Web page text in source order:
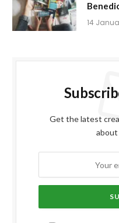
14
Get the latest
about